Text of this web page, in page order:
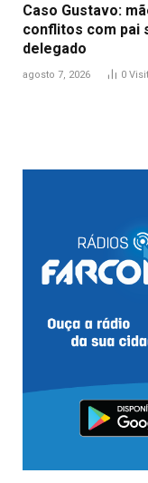
Caso Gustavo:
conflitos com pai
delegado
agosto 7, 2026 0